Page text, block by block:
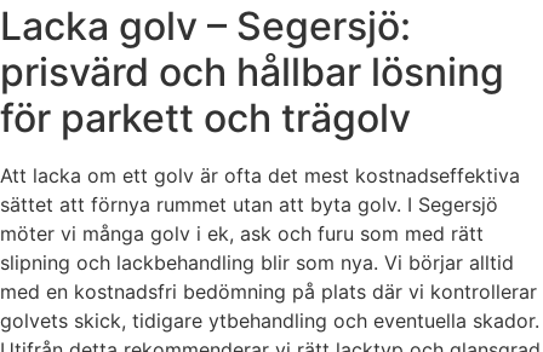
Lacka golv – Segersjö:
prisvärd och hållbar lösning
för parkett och trägolv
Att lacka om ett golv är ofta det mest kostnadseffektiva
sättet att förnya rummet utan att byta golv. I Segersjö
möter vi många golv i ek, ask och furu som med rätt
slipning och lackbehandling blir som nya. Vi börjar alltid
med en kostnadsfri bedömning på plats där vi kontrollerar
golvets skick, tidigare ytbehandling och eventuella skador.